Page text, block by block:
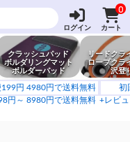
ログイン
0
カート
クラッシュパッド
ボルダリングマット
ボルダーパッド
リードクラ
ロープクラ
沢登
199円 4980円で送料無料
円～ 8980円で送料無料
初
+レビ